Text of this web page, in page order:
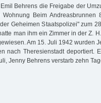
Behrens die Freigabe der
Beim Andreasbrunnen
Geheimen Staatspolizei" zum
man ihm ein Zimmer in der Z.
Am 15. Juli 1942 wurden
nach Theresienstadt deportiert.
Jenny Behrens verstarb zehn